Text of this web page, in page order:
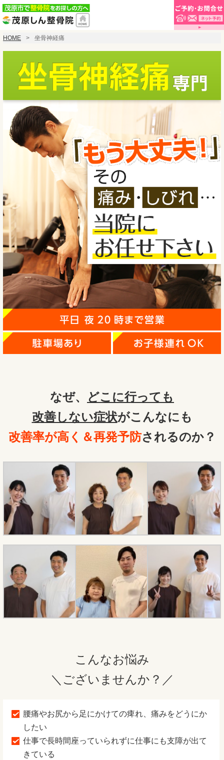
HOME 坐骨神経痛
なぜ、
どこに行っても
改善しない症状がこんなにも
改善率が高く＆再発予防されるのか？
こんなお悩み
＼ございませんか？／
腰痛やお尻から足にかけての痺れ、痛みをどうにか
したい
仕事で長時間座っていられずに仕事にも支障が出て
きている